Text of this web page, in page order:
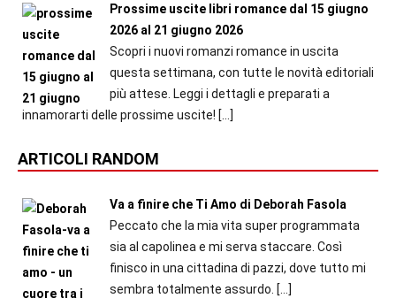
Prossime uscite libri romance dal 15 giugno
2026 al 21 giugno 2026
Scopri i nuovi romanzi romance in uscita
questa settimana, con tutte le novità editoriali
più attese. Leggi i dettagli e preparati a
innamorarti delle prossime uscite! […]
ARTICOLI RANDOM
Va a finire che Ti Amo di Deborah Fasola
Peccato che la mia vita super programmata
sia al capolinea e mi serva staccare. Così
finisco in una cittadina di pazzi, dove tutto mi
sembra totalmente assurdo. […]